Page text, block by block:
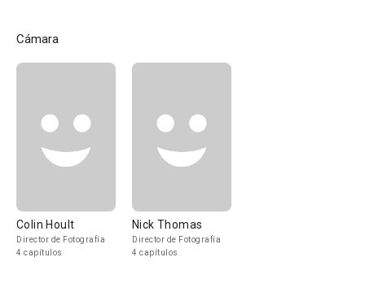
Cámara
Colin Hoult
Director de Fotografía
4 capítulos
Nick Thomas
Director de Fotografía
4 capítulos